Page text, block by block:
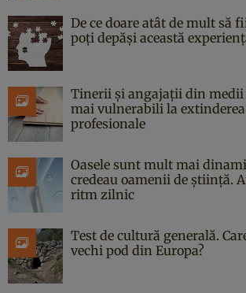
De ce doare atât de mult să
poți depăși această
Tinerii și angajații din medii
mai vulnerabili la
profesionale
Oasele sunt mult mai
credeau oamenii de știință.
ritm zilnic
Test de cultură generală.
vechi pod din Europa?